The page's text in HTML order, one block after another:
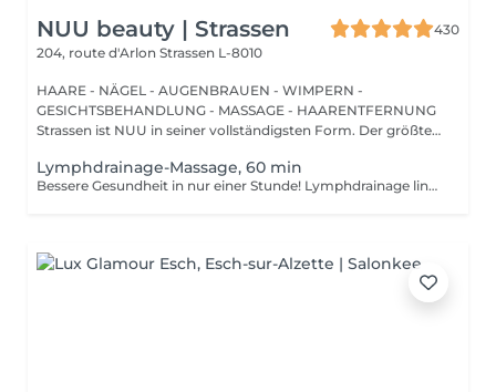
NUU beauty | Strassen
430
204, route d'Arlon Strassen L-8010
HAARE - NÄGEL - AUGENBRAUEN - WIMPERN -
GESICHTSBEHANDLUNG - MASSAGE - HAARENTFERNUNG
Strassen ist NUU in seiner vollständigsten Form. Der größte
Lymphdrainage-Massage, 60 min
Bessere Gesundheit in nur einer Stunde! Lymphdrainage lindert Schwellungen, die auftreten, wenn medizinische Behandlungen oder Krankheiten Ihr Lymphsystem blockieren. Die Lymphdrainage-Massage beinhaltet das sanfte Manipulieren bestimmter Bereiche Ihres Körpers, um die Lymphbewegung zu einem Bereich mit funktionierenden Lymphgefäßen zu fördern. Vorteile einer Lymphdrainage-Massage: - verbessert das Immunsystem des Körpers - hilft bei Schwellungen nach Verletzungen - löst Spannungen im Körper Wie wird eine Lymphdrainage-Massage durchgeführt? - Kopf und Nacken werden massiert - Schultern und Rücken werden massiert - Hände und Arme werden massiert - Füße und Beine werden massiert - Bauch wird massiert Altersbeschränkungen: es gibt keine Altersbeschränkungen für dieses Verfahren. Empfehlungen nach dem Verfahren: treiben Sie 2-3 Stunden nach dem Eingriff keinen Sport und machen Sie keine scharfen Bewegungen. Häufigkeit: 1-2 Mal pro Woche, insgesamt 10 Mal. Wiederholen Sie dies alle 3-6 Monate.